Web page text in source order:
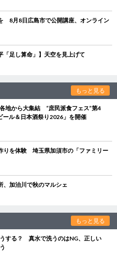
8月8日広島市で公開講座、オンライン
「足し算命」】天空を見上げて
もっと見る
地から大集結 “庶民派食フェス”第4
ール＆日本酒祭り2026」を開催
りを体験 埼玉県加須市の「ファミリー
、加治川で秋のマルシェ
もっと見る
する？ 真水で洗うのはNG、正しい